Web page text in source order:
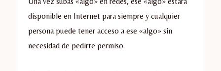
disponible en Internet para siempre y cualquier
persona puede tener acceso a ese «algo» sin
necesidad de pedirte permiso.